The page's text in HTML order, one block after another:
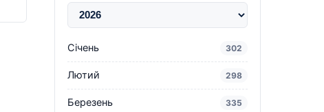
Січень 302
Лютий 298
Березень 335